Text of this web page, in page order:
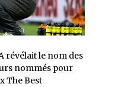
nommés pour
The Best